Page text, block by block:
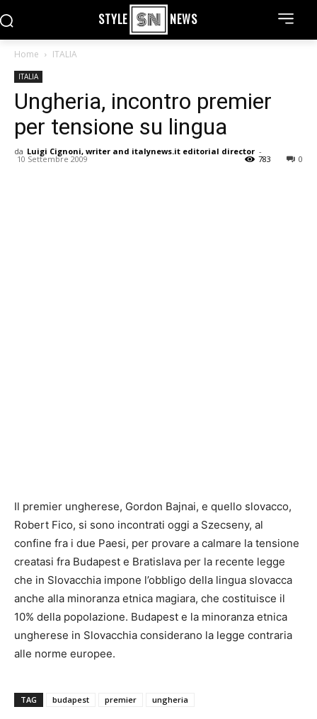
STYLE NEWS
Home ITALIA
ITALIA
Ungheria, incontro premier
per tensione su lingua
da Luigi Cignoni, writer and italynews.it editorial director -
10 Settembre 2009 0
783
Il premier ungherese, Gordon Bajnai, e quello slovacco,
Robert Fico, si sono incontrati oggi a Szecseny, al
confine fra i due Paesi, per provare a calmare la tensione
creatasi fra Budapest e Bratislava per la recente legge
che in Slovacchia impone l’obbligo della lingua slovacca
anche alla minoranza etnica magiara, che costituisce il
10% della popolazione. Budapest e la minoranza etnica
ungherese in Slovacchia considerano la legge contraria
alle norme europee.
TAG budapest premier ungheria